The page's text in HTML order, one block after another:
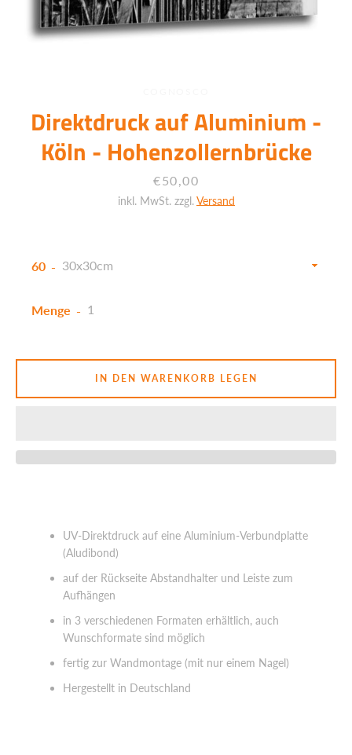
Direktdruck auf Aluminium -
Köln - Hohenzollernbrücke
Preis
€50,00
inkl. MwSt. zzgl.Versand
UV-Direktdruck auf eine Aluminium-Verbundplatte
(Aludibond)
auf der Rückseite Abstandhalter und Leiste zum
Aufhängen
in 3 verschiedenen Formaten erhältlich, auch
Wunschformate sind möglich
fertig zur Wandmontage (mit nur einem Nagel)
Hergestellt in Deutschland
60
Menge
IN DEN WARENKORB LEGEN